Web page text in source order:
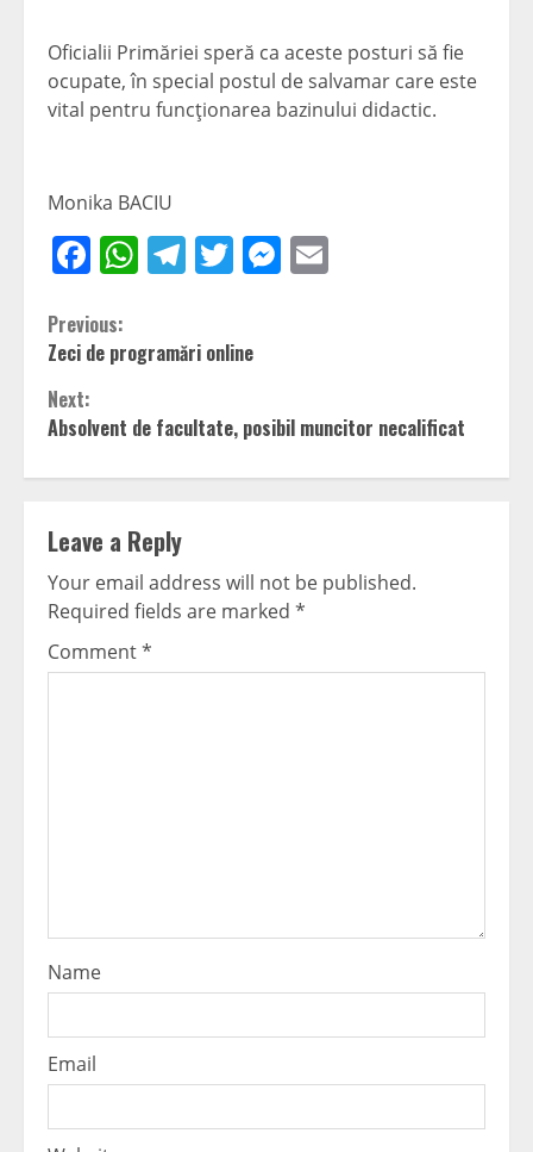
Oficialii Primăriei speră ca aceste posturi să fie
ocupate, în special postul de salvamar care este
vital pentru funcţionarea bazinului didactic.
Monika BACIU
Facebook
WhatsApp
Telegram
TwitterMessenger
Continue
Reading
Previous:
Zeci de programări online
Next:
Absolvent de facultate, posibil muncitor necalificat
Leave a Reply
Your email address will not be published.
Required fields are marked *
Comment*
Name
Email